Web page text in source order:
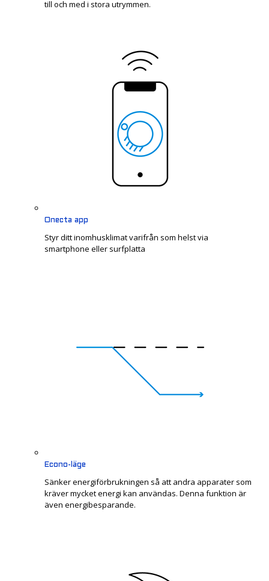
till och med i stora utrymmen.
Onecta app
Styr ditt inomhusklimat varifrån som helst via
smartphone eller surfplatta
Econo-läge
Sänker energiförbrukningen så att andra apparater som
kräver mycket energi kan användas. Denna funktion är
även energibesparande.